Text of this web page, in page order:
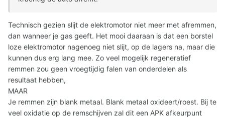
Technisch gezien slijt de elektromotor niet meer met afremmen,
dan wanneer je gas geeft. Het mooi daaraan is dat een borstel
loze elektromotor nagenoeg niet slijt, op de lagers na, maar die
kunnen dus erg lang mee. Zo veel mogelijk regeneratief
remmen zou geen vroegtijdig falen van onderdelen als
resultaat hebben,
MAAR
Je remmen zijn blank metaal. Blank metaal oxideert/roest. Bij te
veel oxidatie op de remschijven zal dit een APK afkeurpunt